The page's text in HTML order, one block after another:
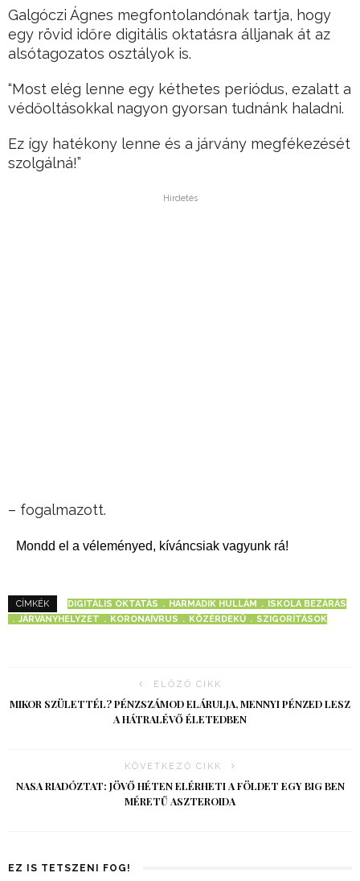
Galgóczi Ágnes megfontolandónak tartja, hogy
egy rövid időre digitális oktatásra álljanak át az
alsótagozatos osztályok is.
“Most elég lenne egy kéthetes periódus, ezalatt a
védőoltásokkal nagyon gyorsan tudnánk haladni.
Ez így hatékony lenne és a járvány megfékezését
szolgálná!”
Hirdetés
– fogalmazott.
Mondd el a véleményed, kíváncsiak vagyunk rá!
CÍMKÉK DIGITÁLIS OKTATÁS HARMADIK HULLÁM
ISKOLA BEZÁRÁS
JÁRVÁNYHELYZET
KORONAÍVRUS KÖZÉRDEKŰ SZIGORÍTÁSOK
ELŐZŐ CIKK
MIKOR SZÜLETTÉL? PÉNZSZÁMOD ELÁRULJA, MENNYI PÉNZED LESZ
A HÁTRALÉVŐ ÉLETEDBEN
KÖVETKEZŐ CIKK
NASA RIADÓZTAT: JÖVŐ HÉTEN ELÉRHETI A FÖLDET EGY BIG BEN
MÉRETŰ ASZTEROIDA
EZ IS TETSZENI FOG!